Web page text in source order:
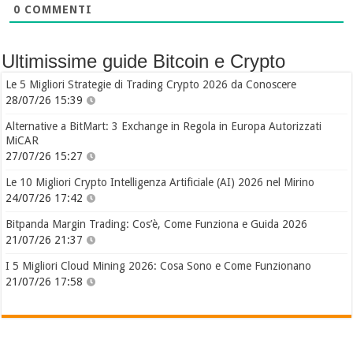
0 COMMENTI
Ultimissime guide Bitcoin e Crypto
Le 5 Migliori Strategie di Trading Crypto 2026 da Conoscere
28/07/26 15:39
Alternative a BitMart: 3 Exchange in Regola in Europa Autorizzati
MiCAR
27/07/26 15:27
Le 10 Migliori Crypto Intelligenza Artificiale (AI) 2026 nel Mirino
24/07/26 17:42
Bitpanda Margin Trading: Cos’è, Come Funziona e Guida 2026
21/07/26 21:37
I 5 Migliori Cloud Mining 2026: Cosa Sono e Come Funzionano
21/07/26 17:58